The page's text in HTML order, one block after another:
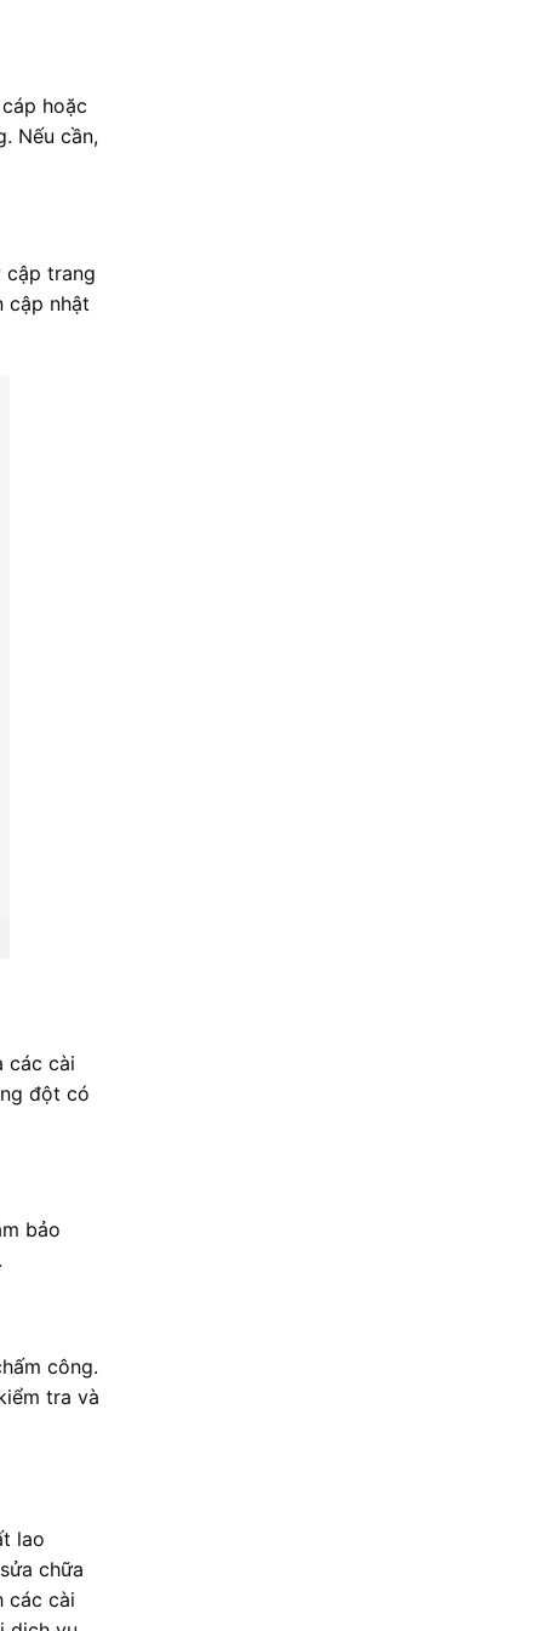
hoặc
Nếu cần,
cập trang
cập nhật
các cài
đột có
bảo
công.
tra và
lao
chữa
các cài